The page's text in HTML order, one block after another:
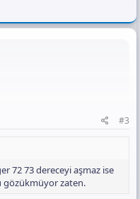
#3
72 73 dereceyi aşmaz ise
gözükmüyor zaten.